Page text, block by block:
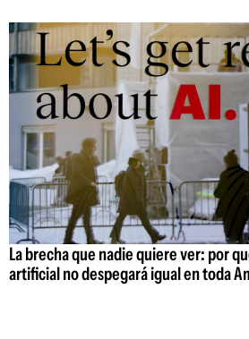
La brecha que nadie quiere ver: por
artificial no despegará igual en toda